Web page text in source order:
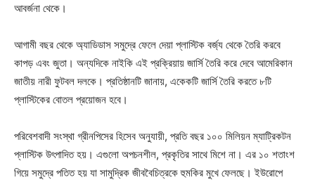
আবর্জনা থেকে।
আগামী বছর থেকে অ্যাডিডাস সমুদ্রে ফেলে দেয়া প্লাস্টিক বর্জ্য থেকে তৈরি করবে
কাপড় এবং জুতা। অন্যদিকে নাইকি এই প্রক্রিয়ায় জার্সি তৈরি করে দেবে আমেরিকান
জাতীয় নারী ফুটবল দলকে। প্রতিষ্ঠানটি জানায়, একেকটি জার্সি তৈরি করতে ৮টি
প্লাস্টিকের বোতল প্রয়োজন হবে।
পরিবেশবাদী সংস্থা গ্রীনপিসের হিসেব অনুযায়ী, প্রতি বছর ১০০ মিলিয়ন ম্যাট্রিকটন
প্লাস্টিক উৎপাদিত হয়। এগুলো অপচনশীল, প্রকৃতির সাথে মিশে না। এর ১০ শতাংশ
গিয়ে সমুদ্রে পতিত হয় যা সামুদ্রিক জীববৈচিত্রকে হুমকির মুখে ফেলছে। ইউরোপে